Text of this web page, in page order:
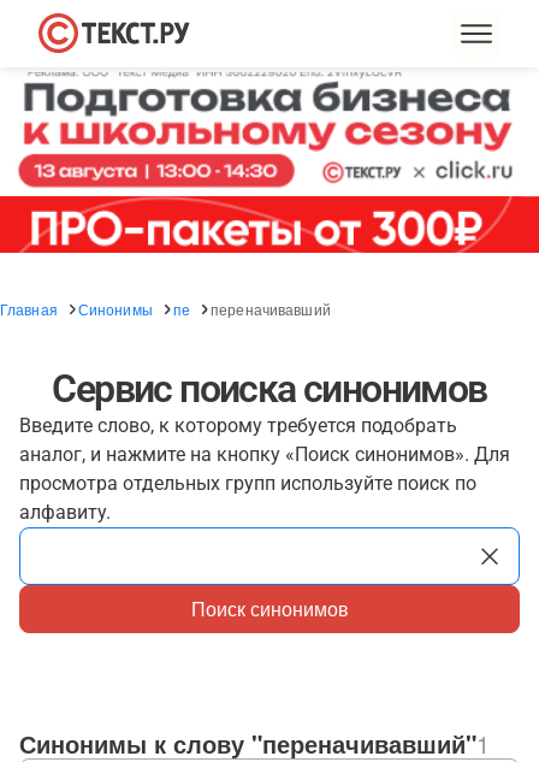
Главная Синонимы пе переначивавший
Сервис поиска синонимов
Введите слово, к которому требуется подобрать
аналог, и нажмите на кнопку «Поиск синонимов». Для
просмотра отдельных групп используйте поиск по
алфавиту.
Поиск синонимов
Синонимы к слову "переначивавший"1